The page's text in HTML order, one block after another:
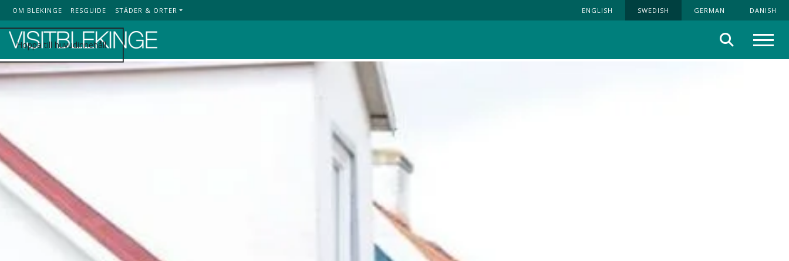
Hoppa till huvudinnehåll
Top Menu
OM BLEKINGE RESGUIDE STÄDER & ORTER ENGLISH SWEDISH GERMAN DANISH
Sök